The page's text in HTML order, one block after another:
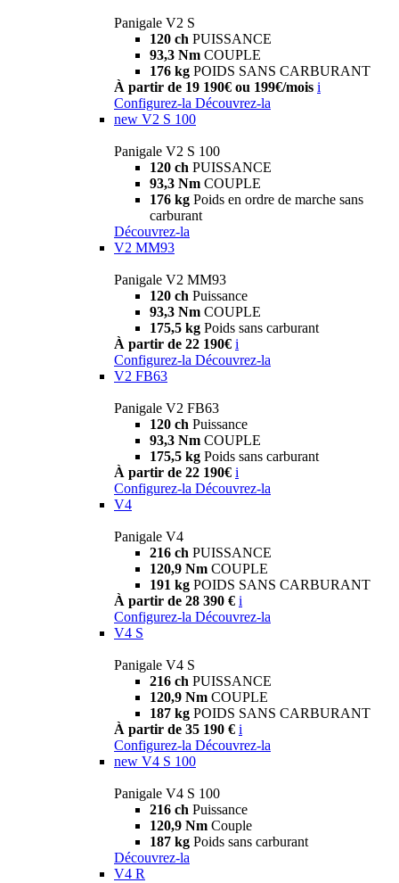
Panigale V2 S
120 ch PUISSANCE
93,3 Nm COUPLE
176 kg POIDS SANS CARBURANT
À partir de 19 190€ ou 199€/mois i
Configurez-la Découvrez-la
new V2 S 100
Panigale V2 S 100
120 ch PUISSANCE
93,3 Nm COUPLE
176 kg Poids en ordre de marche sans
carburant
Découvrez-la
V2 MM93
Panigale V2 MM93
120 ch Puissance
93,3 Nm COUPLE
175,5 kg Poids sans carburant
À partir de 22 190€ i
Configurez-la Découvrez-la
V2 FB63
Panigale V2 FB63
120 ch Puissance
93,3 Nm COUPLE
175,5 kg Poids sans carburant
À partir de 22 190€ i
Configurez-la Découvrez-la
V4
Panigale V4
216 ch PUISSANCE
120,9 Nm COUPLE
191 kg POIDS SANS CARBURANT
À partir de 28 390 € i
Configurez-la Découvrez-la
V4 S
Panigale V4 S
216 ch PUISSANCE
120,9 Nm COUPLE
187 kg POIDS SANS CARBURANT
À partir de 35 190 € i
Configurez-la Découvrez-la
new V4 S 100
Panigale V4 S 100
216 ch Puissance
120,9 Nm Couple
187 kg Poids sans carburant
Découvrez-la
V4 R